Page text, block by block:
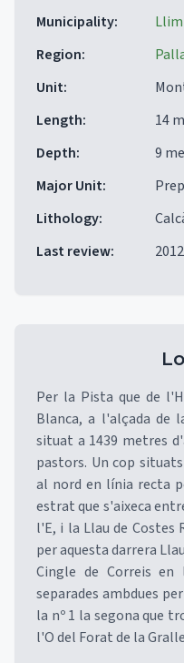
Municipality:
Region:
Unit:
Length:
14
Depth:
9
Major Unit:
Lithology:
Last review:
Per la Pista que de
Blanca, a l'alçada de
situat a 1439 metres
pastors. Un cop
al nord en línia recta
estrat que s'aixeca
l'E, i la Llau de Costes
per aquesta darrera
Cingle de Correis
separades ambdues
la nº 1 la segona que
l'O del Forat de la